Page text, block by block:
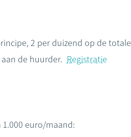
2 per duizend op de totale
de huurder. Registratie
euro/maand: